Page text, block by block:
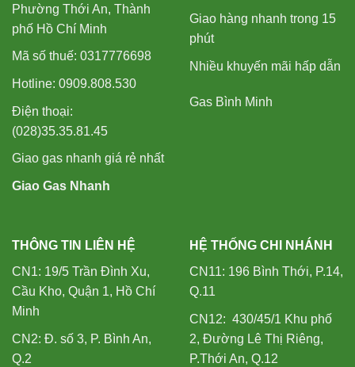
Phường Thới An, Thành
phố Hồ Chí Minh
Mã số thuế: 0317776698
Hotline: 0909.808.530
Điện thoại:
(028)35.35.81.45
Giao gas nhanh giá rẻ nhất
Giao Gas Nhanh
Giao hàng nhanh trong 15
phút
Nhiều khuyến mãi hấp dẫn
Gas Bình Minh
THÔNG TIN LIÊN HỆ
CN1: 19/5 Trần Đình Xu,
Cầu Kho, Quận 1, Hồ Chí
Minh
CN2: Đ. số 3, P. Bình An,
Q.2
HỆ THỐNG CHI NHÁNH
CN11: 196 Bình Thới, P.14,
Q.11
CN12: 430/45/1 Khu phố
2, Đường Lê Thị Riêng,
P.Thới An, Q.12